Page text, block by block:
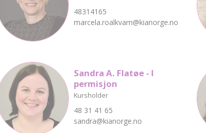
48314165
marcela.roalkvam@kianorge.no
Sandra A. Flatøe - I
permisjon
Kursholder
48 31 41 65
sandra@kianorge.no